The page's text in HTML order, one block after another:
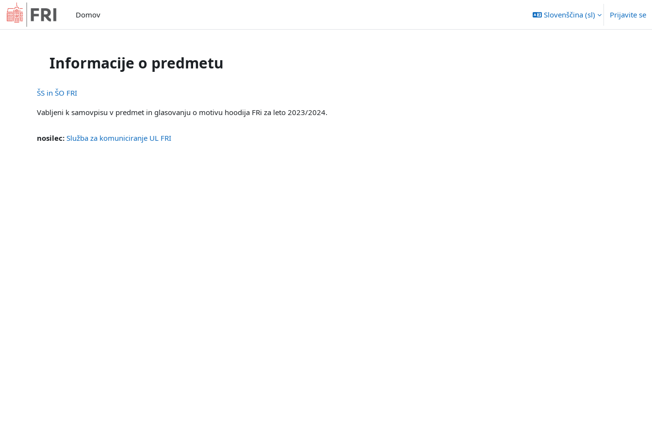
Preskoči na glavno vsebino
Domov
Slovenščina ‎(sl)‎ Prijavite se
Informacije o predmetu
ŠS in ŠO FRI
Vabljeni k samovpisu v predmet in glasovanju o motivu hoodija FRi za leto 2023/2024.
nosilec: Služba za komuniciranje UL FRI